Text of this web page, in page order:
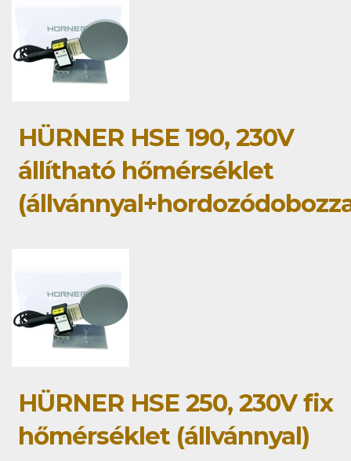
HÜRNER HSE 190, 230V
állítható hőmérséklet
HÜRNER HSE 250, 230V fix
hőmérséklet (állvánnyal)